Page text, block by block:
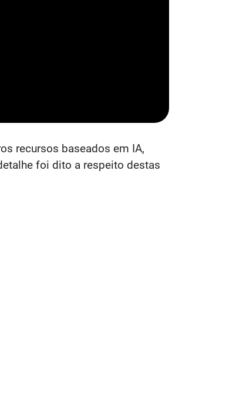
recursos baseados em IA,
foi dito a respeito destas